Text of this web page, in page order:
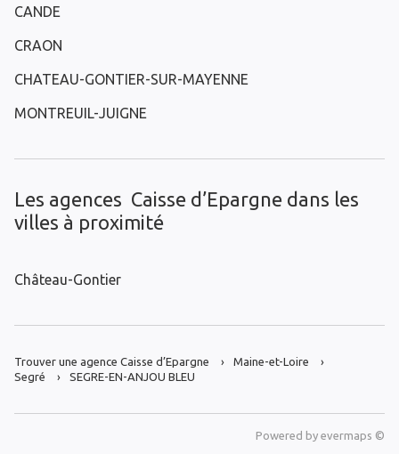
CANDE
CRAON
CHATEAU-GONTIER-SUR-MAYENNE
MONTREUIL-JUIGNE
Les agences Caisse d’Epargne dans les
villes à proximité
Château-Gontier
Trouver une agence Caisse d’Epargne
Maine-et-Loire
Segré
SEGRE-EN-ANJOU BLEU
Powered by evermaps ©